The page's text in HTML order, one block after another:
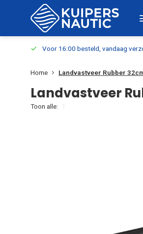
Voor 16:00 besteld, vandaag
Home Landvastveer Rubber
Landvastveer
Toon alle: